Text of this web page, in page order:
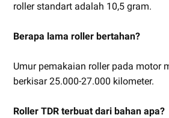
roller standart adalah 10,5 gram.
Berapa lama roller bertahan?
Umur pemakaian roller pada motor
berkisar 25.000-27.000 kilometer.
Roller TDR terbuat dari bahan apa?